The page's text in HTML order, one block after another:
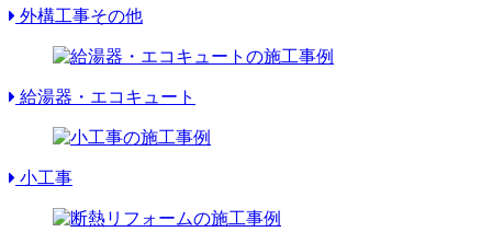
外構工事その他
給湯器・エコキュート
小工事